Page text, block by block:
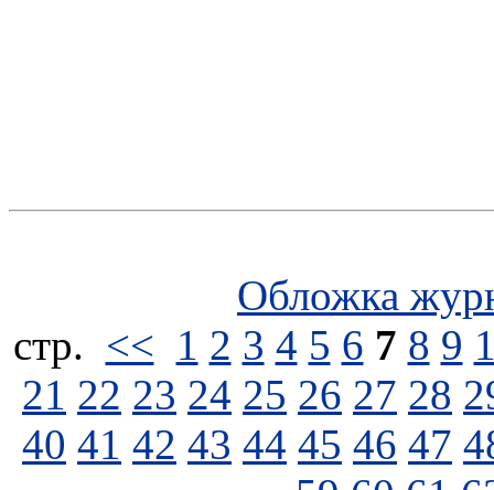
Обложка
стp. << 1 2 3 4 5 6 7 8 9
21 22 23 24 25 26 27 28
40 41 42 43 44 45 46 47